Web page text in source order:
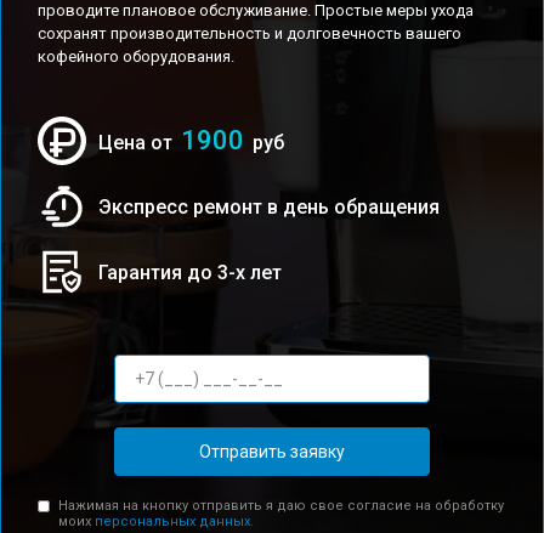
проводите плановое обслуживание. Простые меры ухода
сохранят производительность и долговечность вашего
кофейного оборудования.
Цена от 1900 руб
Экспресс ремонт в день обращения
Гарантия до 3-х лет
Отправить заявку
Нажимая на кнопку отправить я даю свое согласие на обработку
моих персональных данных.